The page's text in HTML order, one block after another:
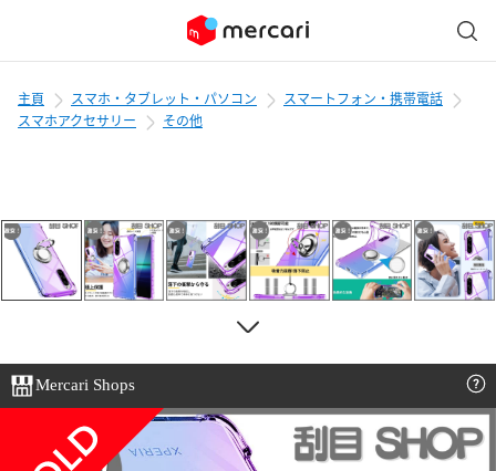
主頁 スマホ・タブレット・パソコン
スマートフォン・携帯電話
スマホアクセサリー
その他
Mercari Shops